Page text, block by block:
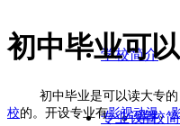
学校简介
学校
专业设置
初中毕业可
初中毕业是可以读大专
校的。开设专业有影视动漫、